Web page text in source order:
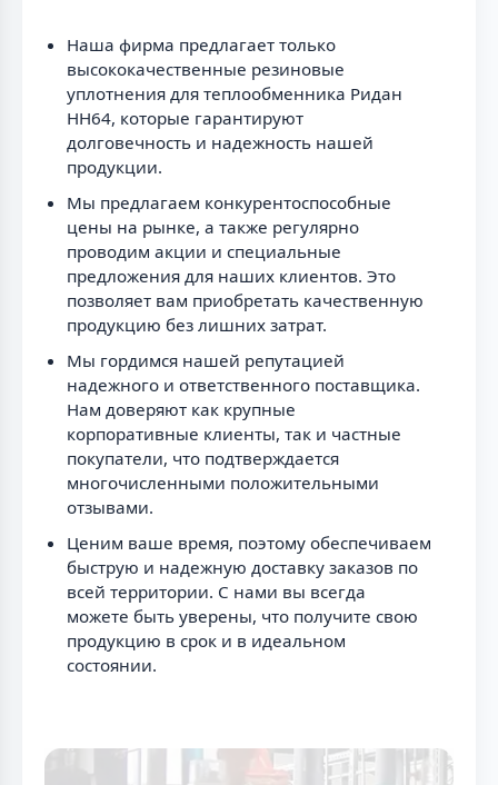
Наша фирма предлагает только
высококачественные резиновые
уплотнения для теплообменника Ридан
НН64, которые гарантируют
долговечность и надежность нашей
продукции.
Мы предлагаем конкурентоспособные
цены на рынке, а также регулярно
проводим акции и специальные
предложения для наших клиентов. Это
позволяет вам приобретать качественную
продукцию без лишних затрат.
Мы гордимся нашей репутацией
надежного и ответственного поставщика.
Нам доверяют как крупные
корпоративные клиенты, так и частные
покупатели, что подтверждается
многочисленными положительными
отзывами.
Ценим ваше время, поэтому обеспечиваем
быструю и надежную доставку заказов по
всей территории. С нами вы всегда
можете быть уверены, что получите свою
продукцию в срок и в идеальном
состоянии.